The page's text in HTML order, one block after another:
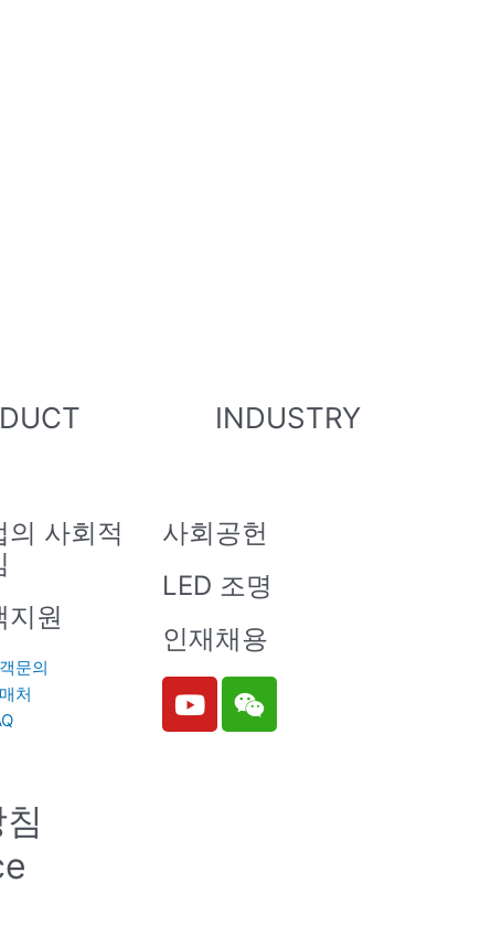
INDUSTRY
의 사회적
지원
문의
처
사회공헌
LED 조명
인재채용
Y
o
W
e